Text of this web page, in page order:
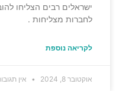
ישראלים רבים הצליחו
לחברות מצליחות .
לקריאה נוספת
אוקטובר 8, 2024 אין